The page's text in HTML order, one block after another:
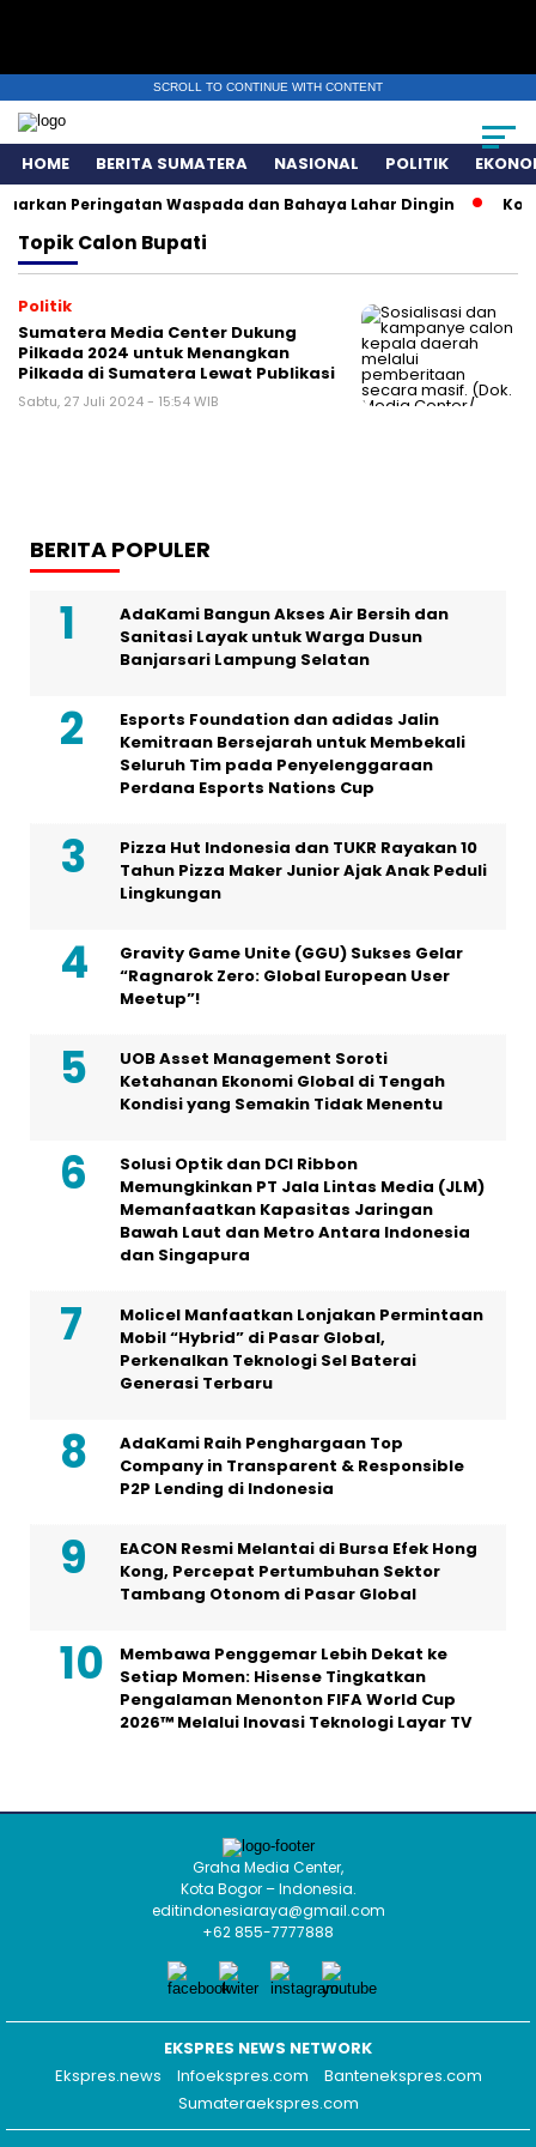
SCROLL TO CONTINUE WITH CONTENT
HOME BERITA SUMATERA NASIONAL POLITIK
Peringatan Waspada dan Bahaya Lahar Dingin
TopikCalon Bupati
Politik
Sumatera Media Center Dukung
Pilkada 2024 untuk Menangkan
Pilkada di Sumatera Lewat Publikasi
Sabtu, 27 Juli 2024 - 15:54 WIB
BERITA POPULER
AdaKami Bangun Akses Air Bersih dan
Sanitasi Layak untuk Warga Dusun
Banjarsari Lampung Selatan
Esports Foundation dan adidas Jalin
Kemitraan Bersejarah untuk Membekali
Seluruh Tim pada Penyelenggaraan
Perdana Esports Nations Cup
Pizza Hut Indonesia dan TUKR Rayakan 10
Tahun Pizza Maker Junior Ajak Anak Peduli
Lingkungan
Gravity Game Unite (GGU) Sukses Gelar
“Ragnarok Zero: Global European User
Meetup”!
UOB Asset Management Soroti
Ketahanan Ekonomi Global di Tengah
Kondisi yang Semakin Tidak Menentu
Solusi Optik dan DCI Ribbon
Memungkinkan PT Jala Lintas Media (JLM)
Memanfaatkan Kapasitas Jaringan
Bawah Laut dan Metro Antara Indonesia
dan Singapura
Molicel Manfaatkan Lonjakan Permintaan
Mobil “Hybrid” di Pasar Global,
Perkenalkan Teknologi Sel Baterai
Generasi Terbaru
AdaKami Raih Penghargaan Top
Company in Transparent & Responsible
P2P Lending di Indonesia
EACON Resmi Melantai di Bursa Efek Hong
Kong, Percepat Pertumbuhan Sektor
Tambang Otonom di Pasar Global
Membawa Penggemar Lebih Dekat ke
Setiap Momen: Hisense Tingkatkan
Pengalaman Menonton FIFA World Cup
2026™ Melalui Inovasi Teknologi Layar TV
Graha Media Center,
Kota Bogor – Indonesia.
editindonesiaraya@gmail.com
+62 855-7777888
EKSPRES NEWS NETWORK
Ekspres.news
Infoekspres.com
Bantenekspres.com
Sumateraekspres.com